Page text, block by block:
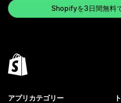
Shopifyを3日間無料
アプリカテゴリー